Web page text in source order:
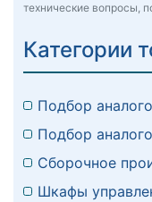
технические вопросы,
Категории
Подбор
Подбор
Сборочное
Шкафы